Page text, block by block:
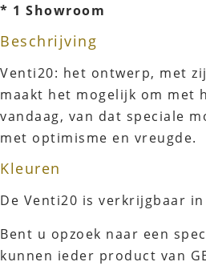
* 1 Showroom
Beschrijving
Venti20: het ontwerp, met
maakt het mogelijk om met
vandaag, van dat speciale
met optimisme en vreugde.
Kleuren
De Venti20 is verkrijgbaar
Bent u opzoek naar een
kunnen ieder product van